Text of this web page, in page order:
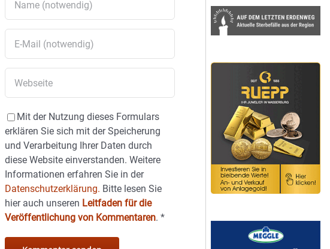
Mit der Nutzung dieses Formulars
erklären Sie sich mit der Speicherung
und Verarbeitung Ihrer Daten durch
diese Website einverstanden. Weitere
Informationen erfahren Sie in der
Datenschutzerklärung. Bitte lesen Sie
hier auch unseren Leitfaden für die
Veröffentlichung von Kommentaren.*